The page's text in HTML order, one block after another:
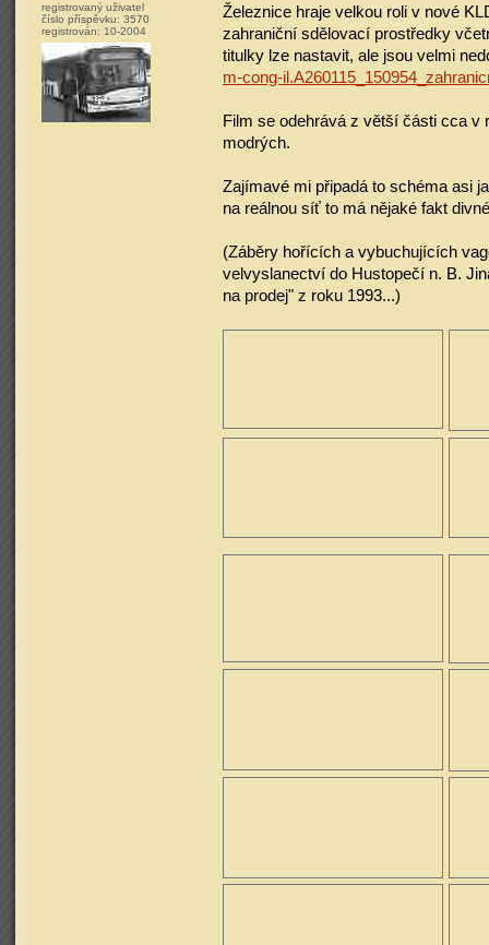
registrovaný uživatel
číslo příspěvku: 3570
registrován: 10-2004
Železnice hraje velkou roli v nové
zahraniční sdělovací prostředky
titulky lze nastavit, ale jsou velmi
m-cong-
Film se odehrává z větší části cca v
modrých.
Zajímavé mi připadá to schéma asi
na reálnou síť to má nějaké fakt
(Záběry hořících a vybuchujících
velvyslanectví do Hustopečí n. B.
na prodej" z roku 1993...)